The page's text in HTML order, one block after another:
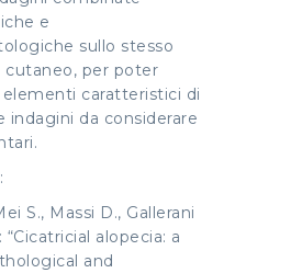
e
sullo stesso
per poter
caratteristici di
indagini da considerare
S., Massi D., Gallerani
“Cicatricial alopecia: a
and